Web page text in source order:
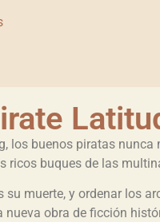
los buenos piratas nunca
ricos buques de las
su muerte, y ordenar los
nueva obra de ficción